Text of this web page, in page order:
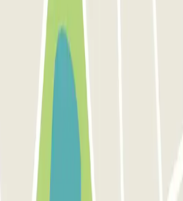
ons op
gebruiken: